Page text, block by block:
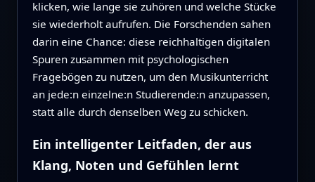
klicken, wie lange sie zuhören und welche Stücke
sie wiederholt aufrufen. Die Forschenden sahen
darin eine Chance: diese reichhaltigen digitalen
Spuren zusammen mit psychologischen
Fragebögen zu nutzen, um den Musikunterricht
an jede:n einzelne:n Studierende:n anzupassen,
statt alle durch denselben Weg zu schicken.
Ein intelligenter Leitfaden, der aus
Klang, Noten und Gefühlen lernt